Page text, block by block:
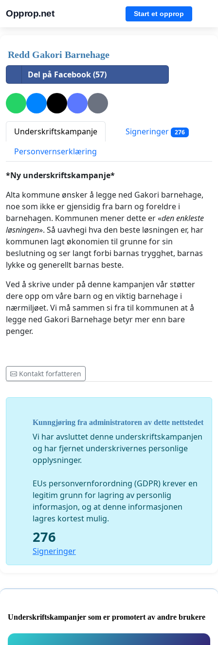
Opprop.net Start et opprop
Redd Gakori Barnehage
Del på Facebook (57)
Underskriftskampanje Signeringer 276
Personvernserklæring
*Ny underskriftskampanje*
Alta kommune ønsker å legge ned Gakori barnehage,
noe som ikke er gjensidig fra barn og foreldre i
barnehagen. Kommunen mener dette er «den enkleste
løsningen». Så uavhegi hva den beste løsningen er, har
kommunen lagt økonomien til grunne for sin
beslutning og ser langt forbi barnas trygghet, barnas
lykke og generellt barnas beste.
Ved å skrive under på denne kampanjen vår støtter
dere opp om våre barn og en viktig barnehage i
nærmiljøet. Vi må sammen si fra til kommunen at å
legge ned Gakori Barnehage betyr mer enn bare
penger.
Kontakt forfatteren
Kunngjøring fra administratoren av dette nettstedet
Vi har avsluttet denne underskriftskampanjen
og har fjernet underskrivernes personlige
opplysninger.
EUs personvernforordning (GDPR) krever en
legitim grunn for lagring av personlig
informasjon, og at denne informasjonen
lagres kortest mulig.
276
Signeringer
Underskriftskampanjer som er promotert av andre brukere